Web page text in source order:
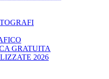
GRATUITA
2026